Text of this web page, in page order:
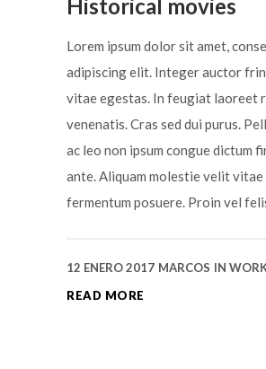
Historical movies
Lorem ipsum dolor sit amet,
adipiscing elit. Integer auctor
vitae egestas. In feugiat laoreet
venenatis. Cras sed dui purus.
ac leo non ipsum congue dictum
ante. Aliquam molestie velit vitae
fermentum posuere. Proin vel
12 ENERO 2017 MARCOS IN
READ MORE